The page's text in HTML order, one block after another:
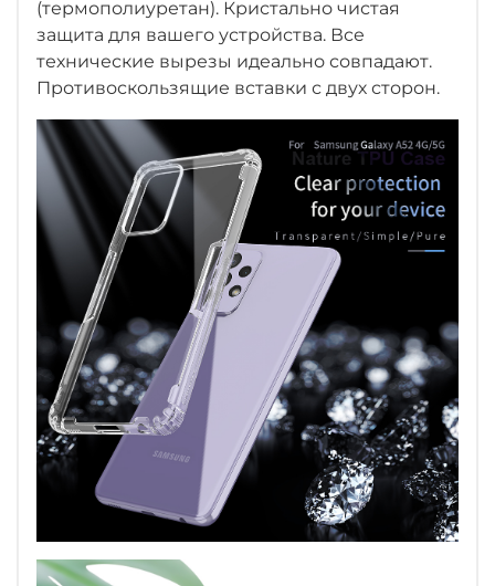
(термополиуретан). Кристально чистая
защита для вашего устройства. Все
технические вырезы идеально совпадают.
Противоскользящие вставки с двух сторон.